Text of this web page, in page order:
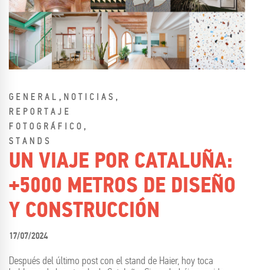
GENERAL , NOTICIAS ,
REPORTAJE
FOTOGRÁFICO ,
STANDS
UN VIAJE POR CATALUÑA:
+5000 METROS DE DISEÑO
Y CONSTRUCCIÓN
17/07/2024
Después del último post con el stand de Haier, hoy toca